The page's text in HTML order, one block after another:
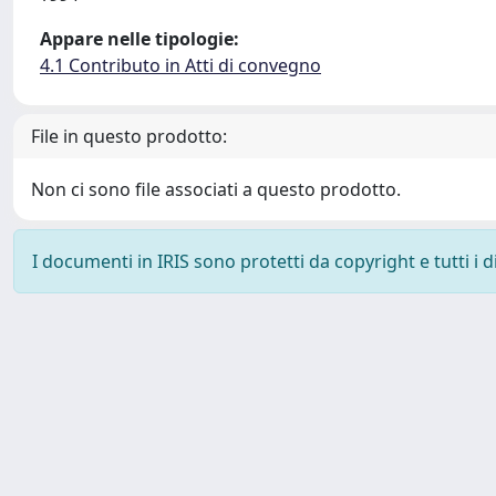
Appare nelle tipologie:
4.1 Contributo in Atti di convegno
File in questo prodotto:
Non ci sono file associati a questo prodotto.
I documenti in IRIS sono protetti da copyright e tutti i